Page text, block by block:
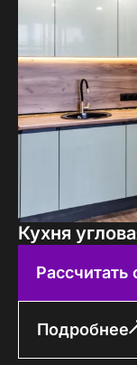
Кухня
Рассчитать
Подробнее